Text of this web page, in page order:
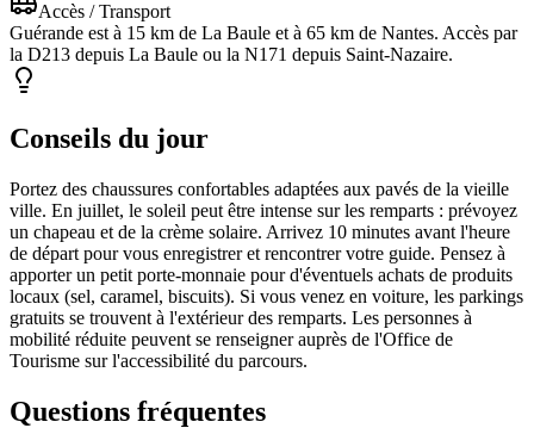
Accès / Transport
Guérande est à 15 km de La Baule et à 65 km de Nantes. Accès par
la D213 depuis La Baule ou la N171 depuis Saint-Nazaire.
Conseils du jour
Portez des chaussures confortables adaptées aux pavés de la vieille
ville. En juillet, le soleil peut être intense sur les remparts : prévoyez
un chapeau et de la crème solaire. Arrivez 10 minutes avant l'heure
de départ pour vous enregistrer et rencontrer votre guide. Pensez à
apporter un petit porte-monnaie pour d'éventuels achats de produits
locaux (sel, caramel, biscuits). Si vous venez en voiture, les parkings
gratuits se trouvent à l'extérieur des remparts. Les personnes à
mobilité réduite peuvent se renseigner auprès de l'Office de
Tourisme sur l'accessibilité du parcours.
Questions fréquentes